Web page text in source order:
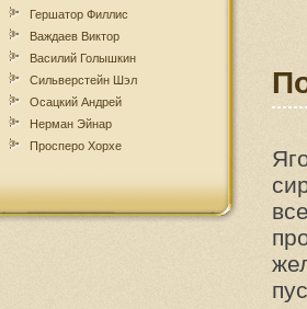
Гершатор Филлис
Важдаев Виктор
Василий Голышкин
Сильверстейн Шэл
Осацкий Андрей
Нерман Эйнар
Просперо Хорхе